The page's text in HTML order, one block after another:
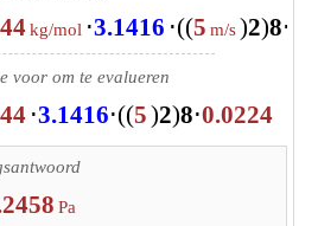
kg/mol ⋅3.1416 ⋅((5 m/s)2)8⋅
voor om te evalueren
⋅3.1416⋅((5)2)8⋅0.0224
Pa